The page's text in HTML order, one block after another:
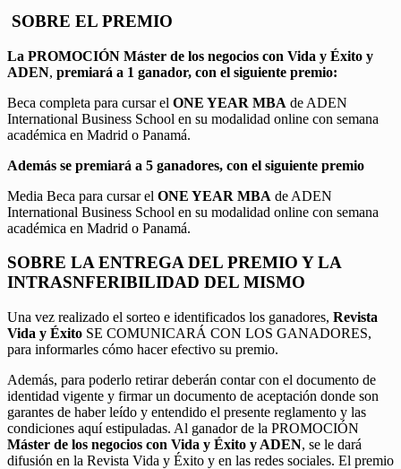
SOBRE EL PREMIO
La PROMOCIÓN Máster de los negocios con Vida y Éxito y
ADEN, premiará a 1 ganador, con el siguiente premio:
Beca completa para cursar el ONE YEAR MBA de ADEN
International Business School en su modalidad online con semana
académica en Madrid o Panamá.
Además se premiará a 5 ganadores, con el siguiente premio
Media Beca para cursar el ONE YEAR MBA de ADEN
International Business School en su modalidad online con semana
académica en Madrid o Panamá.
SOBRE LA ENTREGA DEL PREMIO Y LA
INTRASNFERIBILIDAD DEL MISMO
Una vez realizado el sorteo e identificados los ganadores, Revista
Vida y Éxito SE COMUNICARÁ CON LOS GANADORES,
para informarles cómo hacer efectivo su premio.
Además, para poderlo retirar deberán contar con el documento de
identidad vigente y firmar un documento de aceptación donde son
garantes de haber leído y entendido el presente reglamento y las
condiciones aquí estipuladas. Al ganador de la PROMOCIÓN
Máster de los negocios con Vida y Éxito y ADEN, se le dará
difusión en la Revista Vida y Éxito y en las redes sociales. El premio